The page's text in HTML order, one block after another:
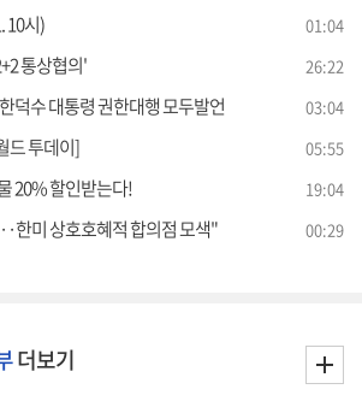
10시) 01:04
통상협의' 26:22
덕수 대통령 권한대행 모두발언 03:04
드 투데이] 05:55
20% 할인받는다! 19:04
한미 상호호혜적 합의점 모색" 00:29
더보기